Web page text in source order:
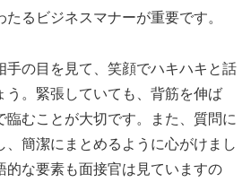
るビジネスマナーが重要です。
手の目を見て、笑顔でハキハキと話
う。緊張していても、背筋を伸ば
臨むことが大切です。また、質問に
、簡潔にまとめるように心がけまし
的な要素も面接官は見ていますの